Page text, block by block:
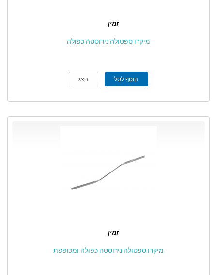
זמין
מיקרו ספטולה נירוסטה כפולה
הוסף לסל הצג
זמין
מיקרו ספטולה נירוסטה כפולה ומכופפת